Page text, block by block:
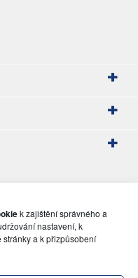
k zajištění správného a
nastavení, k
a k přizpůsobení